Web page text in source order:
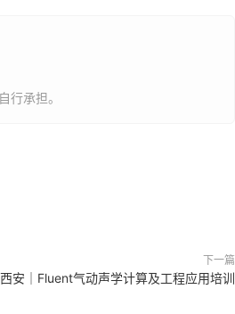
行承担。
下一篇
西安｜Fluent气动声学计算及工程应用培训